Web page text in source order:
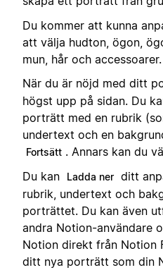
Du kommer att kunna
att välja hudton, ögon,
mun, hår och accessoarer.
När du är nöjd med ditt
högst upp på sidan. Du
porträtt med en rubrik
undertext och en
Fortsätt . Annars kan du
Du kan
Ladda ner ditt
rubrik, undertext och
porträttet. Du kan även
andra Notion-användare
Notion direkt från Notion
ditt nya porträtt som din